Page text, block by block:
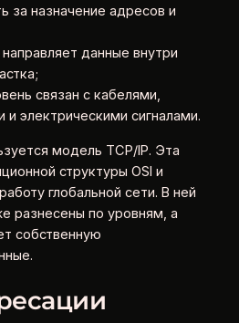
за назначение адресов и
данные внутри
связан с кабелями,
и электрическими сигналами.
модель TCP/IP. Эта
структуры OSI и
глобальной сети. В ней
разнесены по уровням, а
собственную